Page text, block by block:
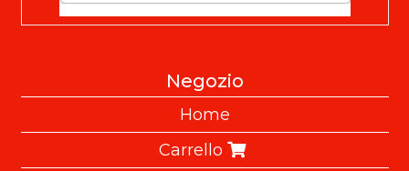
Negozio
Home
Carrello